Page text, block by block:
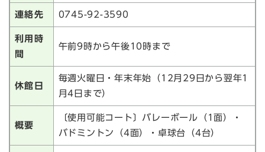
連絡先 0745-92-3590
利用時
間
午前9時から午後10時まで
休館日
毎週火曜日・年末年始（12月29日から翌年1
月4日まで）
概要
〔使用可能コート〕バレーボール（1面）・
バドミントン（4面）・卓球台（4台）